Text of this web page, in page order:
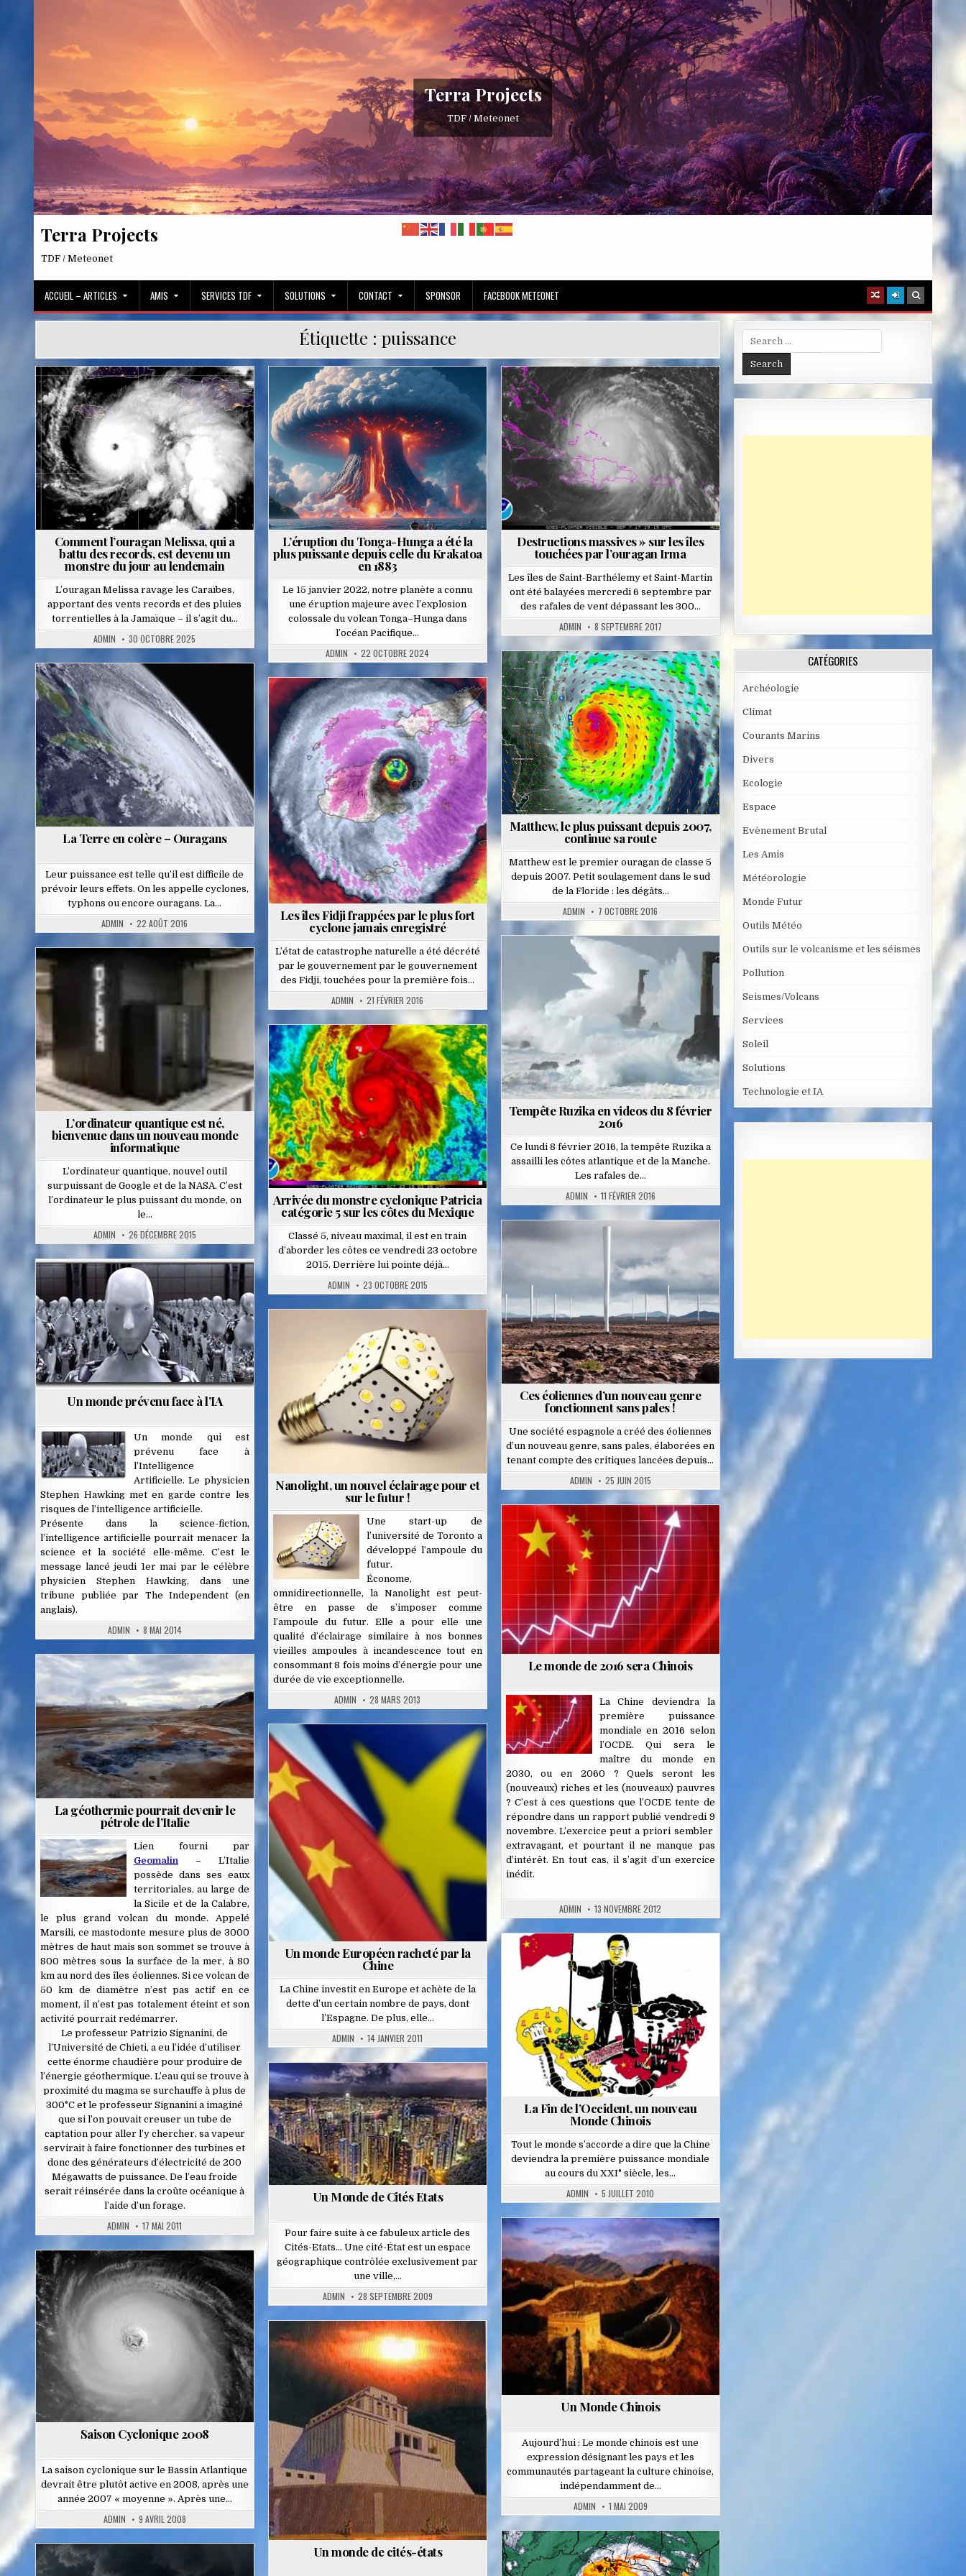
Terra Projects
TDF / Meteonet
Terra Projects
TDF / Meteonet
ACCUEIL – ARTICLES AMIS SERVICES TDF SOLUTIONS CONTACT SPONSOR FACEBOOK METEONET
Étiquette : puissance
Posted
in
Comment l’ouragan Melissa, qui a
battu des records, est devenu un
monstre du jour au lendemain
L’ouragan Melissa ravage les Caraïbes,
apportant des vents records et des pluies
torrentielles à la Jamaïque – il s’agit du…
ADMIN 30 OCTOBRE 2025
Posted
in
L’éruption du Tonga-Hunga a été la
plus puissante depuis celle du Krakatoa
en 1883
Le 15 janvier 2022, notre planète a connu
une éruption majeure avec l’explosion
colossale du volcan Tonga–Hunga dans
l’océan Pacifique…
ADMIN 22 OCTOBRE 2024
Posted
in
Destructions massives » sur les îles
touchées par l’ouragan Irma
Les îles de Saint-Barthélemy et Saint-Martin
ont été balayées mercredi 6 septembre par
des rafales de vent dépassant les 300…
ADMIN 8 SEPTEMBRE 2017
Posted
in
Matthew, le plus puissant depuis 2007,
continue sa route
Matthew est le premier ouragan de classe 5
depuis 2007. Petit soulagement dans le sud
de la Floride : les dégâts…
ADMIN 7 OCTOBRE 2016
Posted
in
La Terre en colère – Ouragans
Leur puissance est telle qu’il est difficile de
prévoir leurs effets. On les appelle cyclones,
typhons ou encore ouragans. La…
ADMIN 22 AOÛT 2016
Posted
in
Les îles Fidji frappées par le plus fort
cyclone jamais enregistré
L’état de catastrophe naturelle a été décrété
par le gouvernement par le gouvernement
des Fidji, touchées pour la première fois…
ADMIN 21 FÉVRIER 2016
Tempête Ruzika en videos du 8 février
2016
Ce lundi 8 février 2016, la tempête Ruzika a
assailli les côtes atlantique et de la Manche.
Les rafales de…
ADMIN 11 FÉVRIER 2016
L’ordinateur quantique est né,
bienvenue dans un nouveau monde
informatique
L’ordinateur quantique, nouvel outil
surpuissant de Google et de la NASA. C’est
l’ordinateur le plus puissant du monde, on
le…
ADMIN 26 DÉCEMBRE 2015
Posted
in
Arrivée du monstre cyclonique Patricia
catégorie 5 sur les côtes du Mexique
Classé 5, niveau maximal, il est en train
d’aborder les côtes ce vendredi 23 octobre
2015. Derrière lui pointe déjà…
ADMIN 23 OCTOBRE 2015
Ces éoliennes d’un nouveau genre
fonctionnent sans pales !
Une société espagnole a créé des éoliennes
d’un nouveau genre, sans pales, élaborées en
tenant compte des critiques lancées depuis…
ADMIN 25 JUIN 2015
Posted
in
Un monde prévenu face à l’IA
Un monde qui est
prévenu face à
l’Intelligence
Artificielle. Le physicien
Stephen Hawking met en garde contre les
risques de l’intelligence artificielle.
Présente dans la science-fiction,
l’intelligence artificielle pourrait menacer la
science et la société elle-même. C’est le
message lancé jeudi 1er mai par le célèbre
physicien Stephen Hawking, dans une
tribune publiée par The Independent (en
anglais).
ADMIN 8 MAI 2014
Posted
in
Nanolight, un nouvel éclairage pour et
sur le futur !
Une start-up de
l’université de Toronto a
développé l’ampoule du
futur.
Économe,
omnidirectionnelle, la Nanolight est peut-
être en passe de s’imposer comme
l’ampoule du futur. Elle a pour elle une
qualité d’éclairage similaire à nos bonnes
vieilles ampoules à incandescence tout en
consommant 8 fois moins d’énergie pour une
durée de vie exceptionnelle.
ADMIN 28 MARS 2013
Posted
in
Le monde de 2016 sera Chinois
La Chine deviendra la
première puissance
mondiale en 2016 selon
l’OCDE. Qui sera le
maître du monde en
2030, ou en 2060 ? Quels seront les
(nouveaux) riches et les (nouveaux) pauvres
? C’est à ces questions que l’OCDE tente de
répondre dans un rapport publié vendredi 9
novembre. L’exercice peut a priori sembler
extravagant, et pourtant il ne manque pas
d’intérêt. En tout cas, il s’agit d’un exercice
inédit.
ADMIN 13 NOVEMBRE 2012
Posted
in
La géothermie pourrait devenir le
pétrole de l’Italie
Lien fourni par
Geomalin –
L’Italie
possède dans ses eaux
territoriales, au large de
la Sicile et de la Calabre,
le plus grand volcan du monde. Appelé
Marsili, ce mastodonte mesure plus de 3000
mètres de haut mais son sommet se trouve à
800 mètres sous la surface de la mer, à 80
km au nord des îles éoliennes. Si ce volcan de
50 km de diamètre n’est pas actif en ce
moment, il n’est pas totalement éteint et son
activité pourrait redémarrer.
Le professeur Patrizio Signanini, de
l’Université de Chieti, a eu l’idée d’utiliser
cette énorme chaudière pour produire de
l’énergie géothermique. L’eau qui se trouve à
proximité du magma se surchauffe à plus de
300°C et le professeur Signanini a imaginé
que si l’on pouvait creuser un tube de
captation pour aller l’y chercher, sa vapeur
servirait à faire fonctionner des turbines et
donc des générateurs d’électricité de 200
Mégawatts de puissance. De l’eau froide
serait réinsérée dans la croûte océanique à
l’aide d’un forage.
ADMIN 17 MAI 2011
Posted
Un monde Européen racheté par la
Chine
La Chine investit en Europe et achète de la
dette d’un certain nombre de pays, dont
l’Espagne. De plus, elle…
ADMIN 14 JANVIER 2011
Posted
La Fin de l’Occident, un nouveau
Monde Chinois
Tout le monde s’accorde a dire que la Chine
deviendra la première puissance mondiale
au cours du XXI° siècle, les…
ADMIN 5 JUILLET 2010
Posted
in
Un Monde de Cités Etats
Pour faire suite à ce fabuleux article des
Cités-Etats… Une cité-État est un espace
géographique contrôlée exclusivement par
une ville,…
ADMIN 28 SEPTEMBRE 2009
Posted
in
Un Monde Chinois
Aujourd’hui : Le monde chinois est une
expression désignant les pays et les
communautés partageant la culture chinoise,
indépendamment de…
ADMIN 1 MAI 2009
Posted
Saison Cyclonique 2008
La saison cyclonique sur le Bassin Atlantique
devrait être plutôt active en 2008, après une
année 2007 « moyenne ». Après une…
ADMIN 9 AVRIL 2008
Posted
in
Un monde de cités-états
Posted
Search
for:
CATÉGORIES
Archéologie
Climat
Courants Marins
Divers
Ecologie
Espace
Evènement Brutal
Les Amis
Météorologie
Monde Futur
Outils Météo
Outils sur le volcanisme et les séismes
Pollution
Seismes/Volcans
Services
Soleil
Solutions
Technologie et IA